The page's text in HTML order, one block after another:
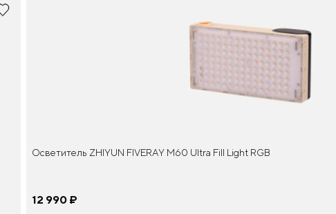
Осветитель ZHIYUN FIVERAY M60 Ultra Fill Light RGB
12 990 ¤